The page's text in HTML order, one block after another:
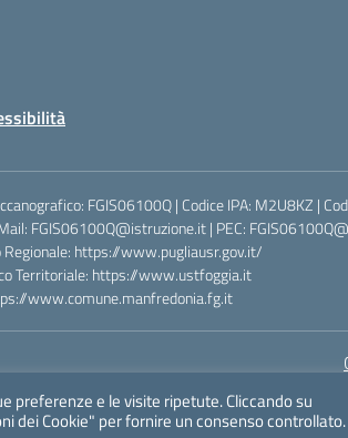
FGIS06100Q | Codice IPA: M2U8KZ |
FGIS06100Q@istruzione.it | PEC:
https://www.pugliausr.gov.it/
Territoriale: https://www.ustfoggia.it
www.comune.manfredonia.fg.it
preferenze e le visite ripetute. Cliccando su
dei Cookie" per fornire un consenso controllato.